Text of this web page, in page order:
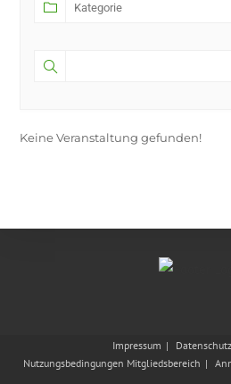
Keine Veranstaltung gefunden!
Impressum
Nutzungsbedingungen Mitgliedsbereich